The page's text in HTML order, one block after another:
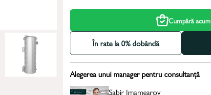
Cumpără acum
În rate la 0% dobândă
Alegerea unui manager pentru consultanță
Sabir Imamearov